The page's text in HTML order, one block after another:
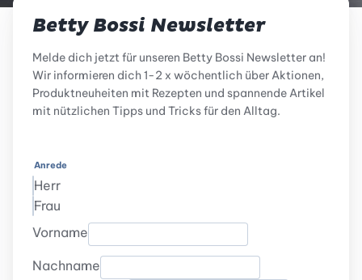
Betty Bossi Newsletter
Melde dich jetzt für unseren Betty Bossi Newsletter an!
Wir informieren dich 1-2 x wöchentlich über Aktionen,
Produktneuheiten mit Rezepten und spannende Artikel
mit nützlichen Tipps und Tricks für den Alltag.
Anrede
Herr
Frau
Vorname
Nachname